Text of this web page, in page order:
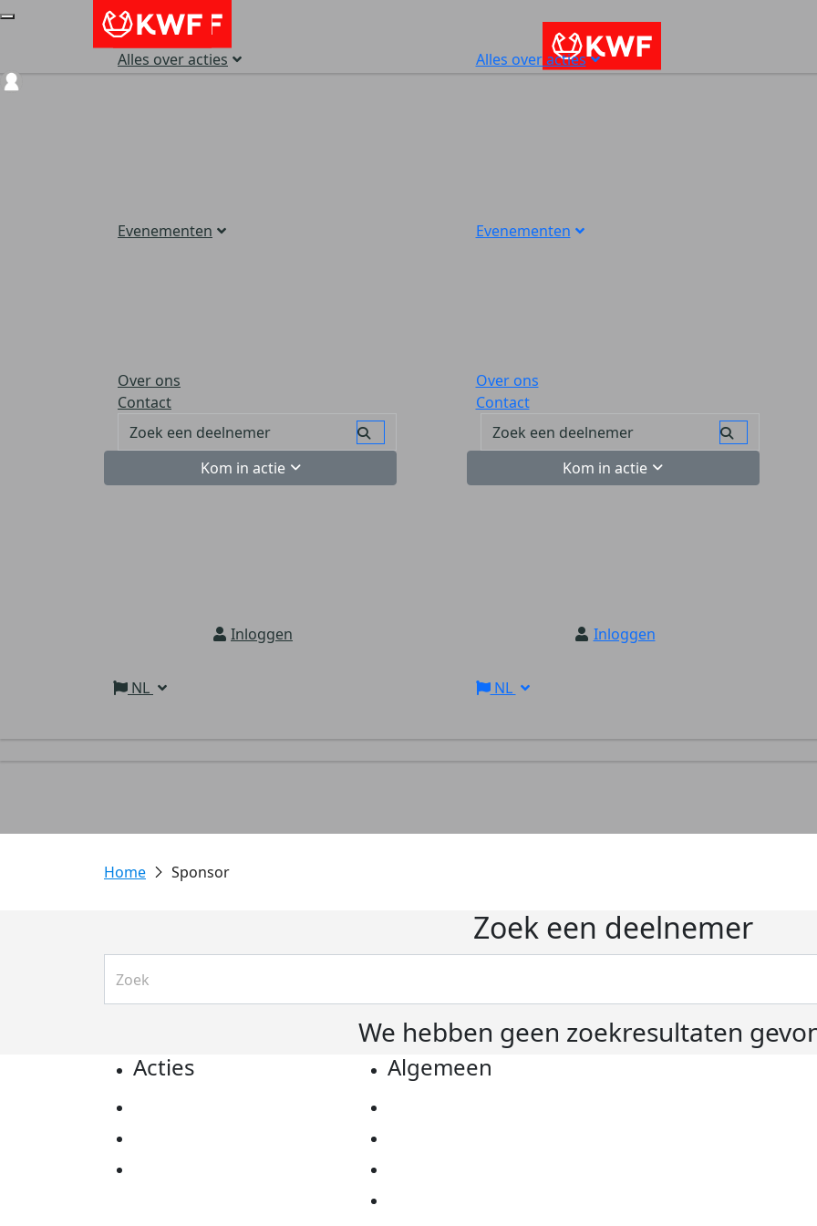
Alles over acties
Evenementen
Over ons
Contact
Kom in actie
Inloggen
NL
Alles over acties
Evenementen
Over ons
Contact
Kom in actie
Inloggen
NL
Sponsor
Zoek een deelnemer
We hebben geen zoekresultaten
Acties Algemeen